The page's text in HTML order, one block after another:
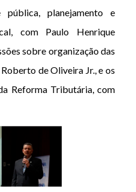
pública, planejamento e
com Paulo Henrique
sobre organização das
de Oliveira Jr., e os
Reforma Tributária, com